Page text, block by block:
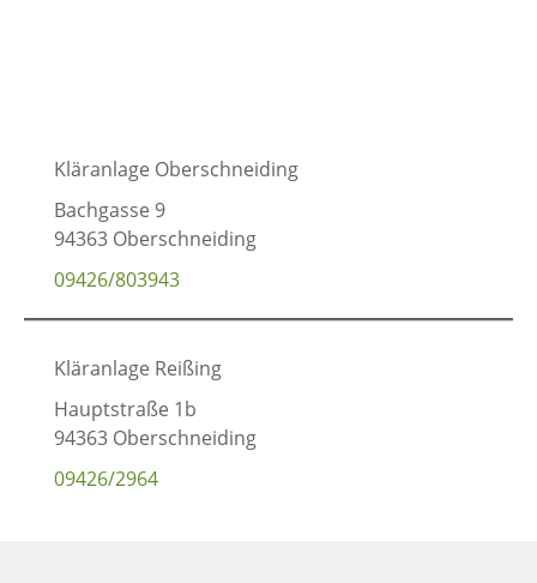
Kläranlage Oberschneiding
Bachgasse 9
94363 Oberschneiding
09426/803943
Kläranlage Reißing
Hauptstraße 1b
94363 Oberschneiding
09426/2964